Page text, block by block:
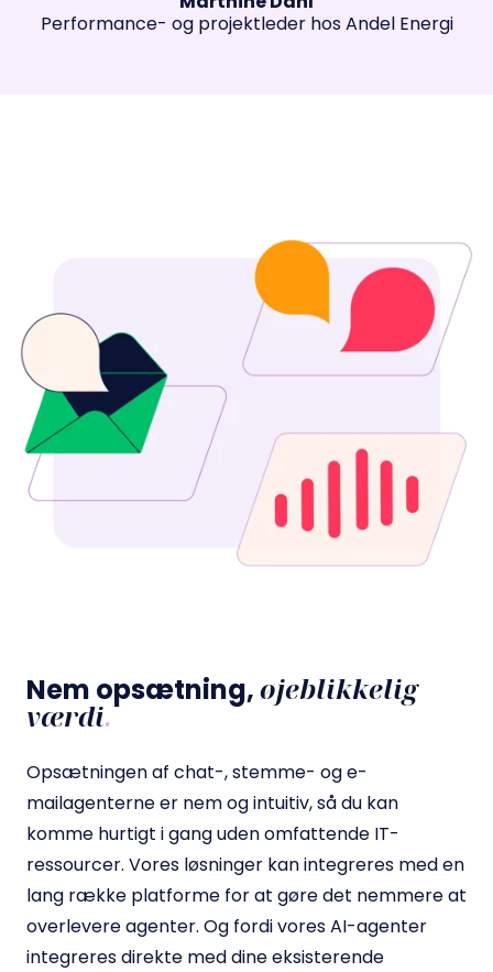
Performance- og projektleder hos Andel Energi
Nem opsætning,øjeblikkelig
værdi.
Opsætningen af chat-, stemme- og e-
mailagenterne er nem og intuitiv, så du kan
komme hurtigt i gang uden omfattende IT-
ressourcer. Vores løsninger kan integreres med en
lang række platforme for at gøre det nemmere at
overlevere agenter. Og fordi vores AI-agenter
integreres direkte med dine eksisterende